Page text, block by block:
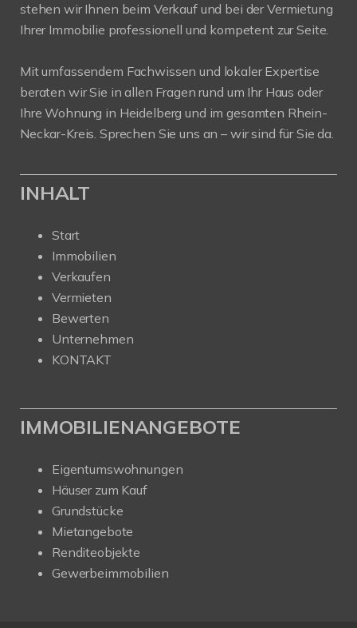
stehen wir Ihnen beim Verkauf und bei der Vermietung
Ihrer Immobilie professionell und kompetent zur Seite.
Mit umfassendem Fachwissen und lokaler Expertise
beraten wir Sie in allen Fragen rund um Ihr Haus oder
Ihre Wohnung in Heidelberg und im gesamten Rhein-
Neckar-Kreis. Sprechen Sie uns an – wir sind für Sie da.
INHALT
Start
Immobilien
Verkaufen
Vermieten
Bewerten
Unternehmen
KONTAKT
IMMOBILIENANGEBOTE
Eigentumswohnungen
Häuser zum Kauf
Grundstücke
Mietangebote
Renditeobjekte
Gewerbeimmobilien